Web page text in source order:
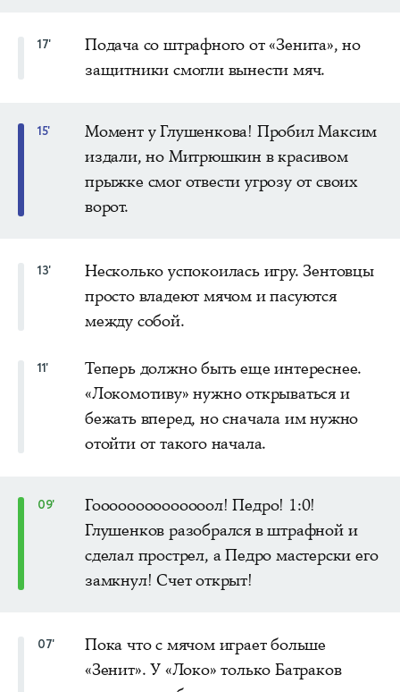
17'
Подача со штрафного от «Зенита», но
защитники смогли вынести мяч.
15'
Момент у Глушенкова! Пробил Максим
издали, но Митрюшкин в красивом
прыжке смог отвести угрозу от своих
ворот.
13'
Несколько успокоилась игру. Зентовцы
просто владеют мячом и пасуются
между собой.
11'
Теперь должно быть еще интереснее.
«Локомотиву» нужно открываться и
бежать вперед, но сначала им нужно
отойти от такого начала.
09'
Гоооооооооооооол! Педро! 1:0!
Глушенков разобрался в штрафной и
сделал прострел, а Педро мастерски его
замкнул! Счет открыт!
07'
Пока что с мячом играет больше
«Зенит». У «Локо» только Батраков